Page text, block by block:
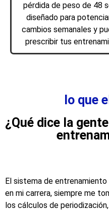
pérdida de peso de 48
diseñado para
cambios semanales y
prescribir tus
lo que
¿Qué dice la
El sistema de
en mi carrera, siempre me
los cálculos de